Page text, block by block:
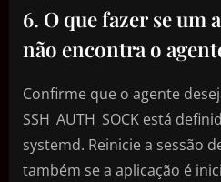
6. O que fazer se um
não encontra o
Confirme que o agente
SSH_AUTH_SOCK está
systemd. Reinicie a sessão
também se a aplicação é